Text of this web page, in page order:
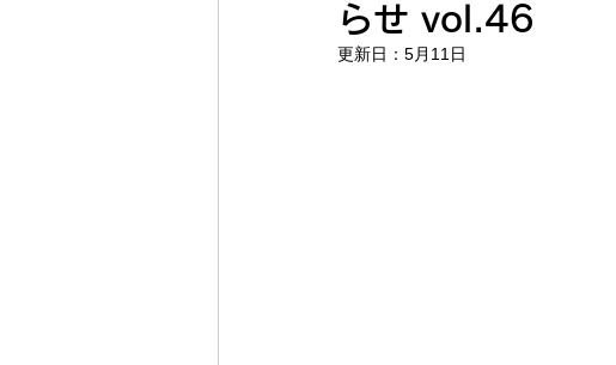
らせ vol.46
更新日： 5月11日